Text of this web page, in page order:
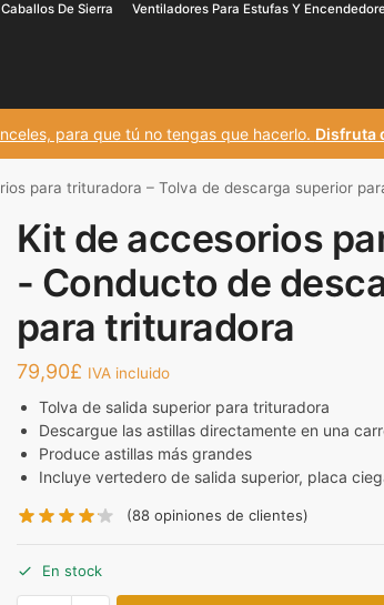
Caballos De Sierra Ventiladores Para Estufas Y
para que tú no tengas que hacerlo. Disfruta
para trituradora – Tolva de descarga superior
Kit de accesorios
- Conducto de
para trituradora
79,90£ IVA incluido
Tolva de salida superior para trituradora
Descargue las astillas directamente en una
Produce astillas más grandes
Incluye vertedero de salida superior, placa
(88 opiniones de clientes)
En stock